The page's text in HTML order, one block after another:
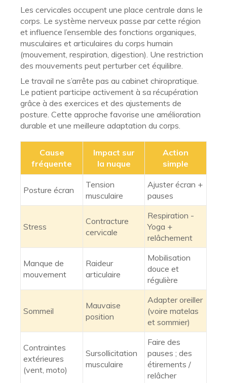
Les cervicales occupent une place centrale dans le
corps. Le système nerveux passe par cette région
et influence l’ensemble des fonctions organiques,
musculaires et articulaires du corps humain
(mouvement, respiration, digestion). Une restriction
des mouvements peut perturber cet équilibre.
Le travail ne s’arrête pas au cabinet chiropratique.
Le patient participe activement à sa récupération
grâce à des exercices et des ajustements de
posture. Cette approche favorise une amélioration
durable et une meilleure adaptation du corps.
Cause
fréquente
Impact sur
la nuque
Action
simple
Posture écran
Tension
musculaire
Ajuster écran +
pauses
Stress
Contracture
cervicale
Respiration -
Yoga +
relâchement
Manque de
mouvement
Raideur
articulaire
Mobilisation
douce et
régulière
Sommeil
Mauvaise
position
Adapter oreiller
(voire matelas
et sommier)
Contraintes
extérieures
(vent, moto)
Sursollicitation
musculaire
Faire des
pauses ; des
étirements /
relâcher